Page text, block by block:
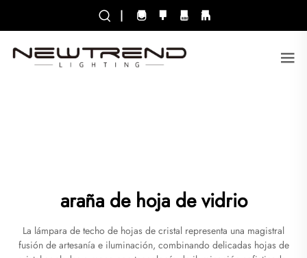
|
araña de hoja de vidrio
La lámpara de techo de hojas de cristal representa una magistral
fusión de artesanía e iluminación, combinando delicadas hojas de